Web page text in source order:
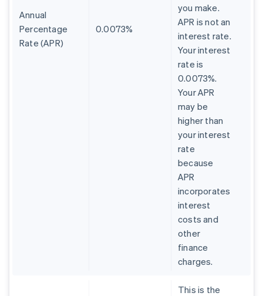
Annual
Percentage
Rate (APR)
0.0073%
you make.
APR is not an
interest rate.
Your interest
rate is
0.0073%.
Your APR
may be
higher than
your interest
rate
because
APR
incorporates
interest
costs and
other
finance
charges.
This is the